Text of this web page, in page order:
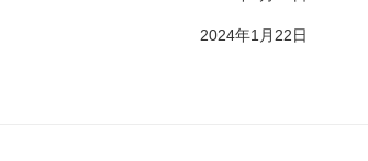
2024年1月22日